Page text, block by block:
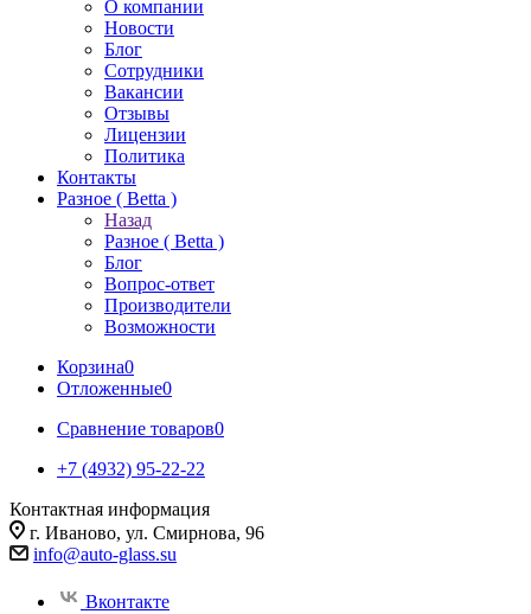
О компании
Новости
Блог
Сотрудники
Вакансии
Отзывы
Лицензии
Политика
Контакты
Разное ( Betta )
Назад
Разное ( Betta )
Блог
Вопрос-ответ
Производители
Возможности
Корзина0
Отложенные0
Сравнение товаров0
+7 (4932) 95-22-22
Контактная информация
г. Иваново, ул. Смирнова, 96
info@auto-glass.su
Вконтакте